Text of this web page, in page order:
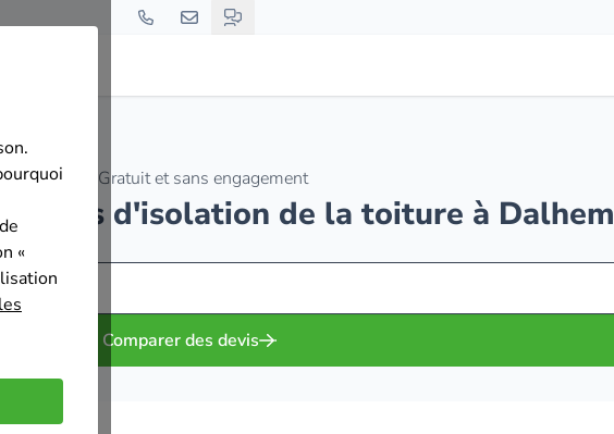
«
Gratuit et sans engagement
d'isolation de la toiture à Dalhem
Comparer des devis